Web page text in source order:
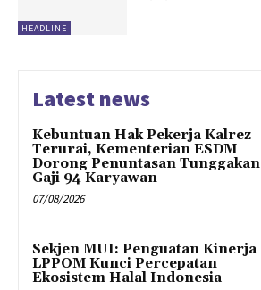
HEADLINE
Latest news
Kebuntuan Hak Pekerja Kalrez
Terurai, Kementerian ESDM
Dorong Penuntasan Tunggakan
Gaji 94 Karyawan
07/08/2026
Sekjen MUI: Penguatan Kinerja
LPPOM Kunci Percepatan
Ekosistem Halal Indonesia